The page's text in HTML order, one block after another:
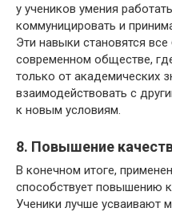
у учеников умения
коммуницировать и
Эти навыки становятся
современном обществе,
только от академических
взаимодействовать с
к новым условиям.
8. Повышение
В конечном итоге,
способствует повышению
Ученики лучше усваивают